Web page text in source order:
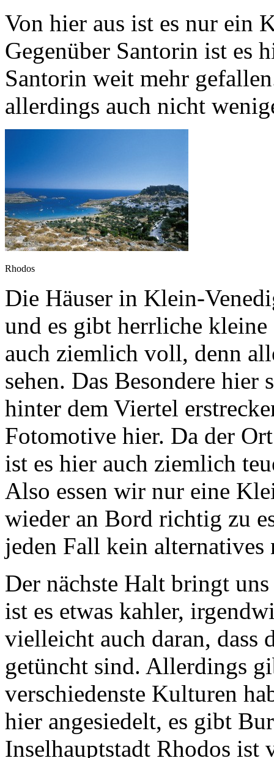
Von hier aus ist es nur ein
Gegenüber Santorin ist es
Santorin weit mehr
allerdings auch nicht
Rhodos
Die Häuser in Klein-
und es gibt herrliche kleine
auch ziemlich voll, denn
sehen. Das Besondere
hinter dem Viertel
Fotomotive hier. Da der
ist es hier auch ziemlich
Also essen wir nur eine
wieder an Bord richtig zu
jeden Fall kein alternatives
Der nächste Halt bringt
ist es etwas kahler,
vielleicht auch daran, dass
getüncht sind. Allerdings
verschiedenste Kulturen
hier angesiedelt, es gibt
Inselhauptstadt Rhodos ist